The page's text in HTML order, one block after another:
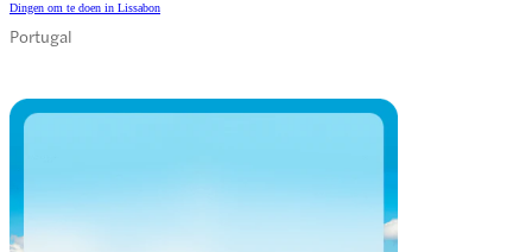
Dingen om te doen in Lissabon
Portugal